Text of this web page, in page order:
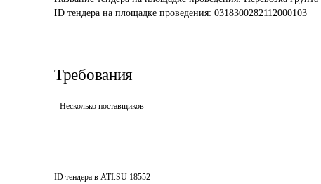
ID тендера на площадке проведения: 0318300282112000103
Требования
Несколько поставщиков
ID тендера в ATI.SU 18552